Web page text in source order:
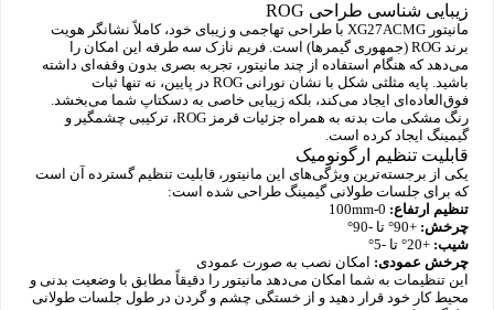
زیبایی شناسی طراحی ROG
مانیتور XG27ACMG با طراحی تهاجمی و زیبای خود، کاملاً نشانگر هویت
برند ROG (جمهوری گیمرها) است. فریم نازک سه طرفه این امکان را
می‌دهد که هنگام استفاده از چند مانیتور، تجربه بصری بدون وقفه‌ای داشته
باشید. پایه مثلثی شکل با نشان نورانی ROG در پایین، نه تنها ثبات
فوق‌العاده‌ای ایجاد می‌کند، بلکه زیبایی خاصی به دسکتاپ شما می‌بخشد.
رنگ مشکی مات بدنه به همراه جزئیات قرمز ROG، ترکیبی چشمگیر و
گیمینگ ایجاد کرده است.
قابلیت تنظیم ارگونومیک
یکی از برجسته‌ترین ویژگی‌های این مانیتور، قابلیت تنظیم گسترده آن است
که برای جلسات طولانی گیمینگ طراحی شده است:
تنظیم ارتفاع:
چرخش: +90° تا -90°
شیب: +20° تا -5°
چرخش عمودی: امکان نصب به صورت عمودی
این تنظیمات به شما امکان می‌دهد مانیتور را دقیقاً مطابق با وضعیت بدنی و
محیط کار خود قرار دهید و از خستگی چشم و گردن در طول جلسات طولانی